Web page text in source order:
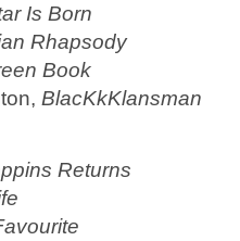
Is Born
Rhapsody
Book
BlacKkKlansman
Returns